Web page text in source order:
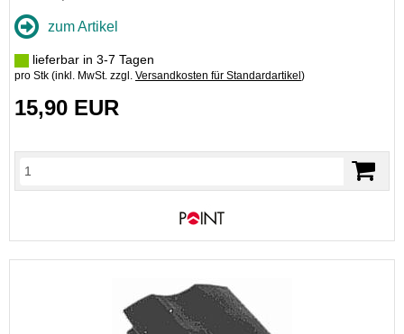
zum Artikel
lieferbar in 3-7 Tagen
pro Stk (inkl. MwSt. zzgl. Versandkosten für Standardartikel )
15,90 EUR